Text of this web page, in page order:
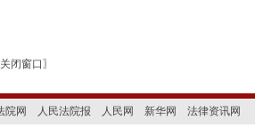
关闭窗口 〗
院网 人民法院报 人民网 新华网 法律资讯网